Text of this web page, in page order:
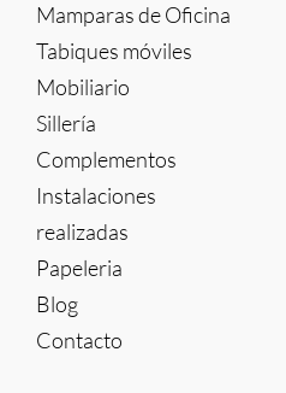
Mamparas de Oficina
Tabiques móviles
Mobiliario
Sillería
Complementos
Instalaciones
realizadas
Papeleria
Blog
Contacto